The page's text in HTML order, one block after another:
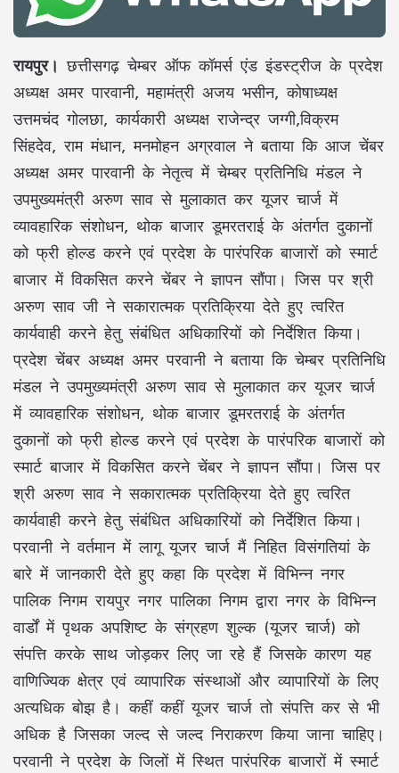
रायपुर। छत्तीसगढ़ चेम्बर ऑफ कॉमर्स एंड इंडस्ट्रीज के प्रदेश
अध्यक्ष अमर पारवानी, महामंत्री अजय भसीन, कोषाध्यक्ष
उत्तमचंद गोलछा, कार्यकारी अध्यक्ष राजेन्द्र जग्गी,विक्रम
सिंहदेव, राम मंधान, मनमोहन अग्रवाल ने बताया कि आज चेंबर
अध्यक्ष अमर पारवानी के नेतृत्व में चेम्बर प्रतिनिधि मंडल ने
उपमुख्यमंत्री अरुण साव से मुलाकात कर यूजर चार्ज में
व्यावहारिक संशोधन, थोक बाजार डूमरतराई के अंतर्गत दुकानों
को फ्री होल्ड करने एवं प्रदेश के पारंपरिक बाजारों को स्मार्ट
बाजार में विकसित करने चेंबर ने ज्ञापन सौंपा। जिस पर श्री
अरुण साव जी ने सकारात्मक प्रतिक्रिया देते हुए त्वरित
कार्यवाही करने हेतु संबंधित अधिकारियों को निर्देशित किया।
प्रदेश चेंबर अध्यक्ष अमर परवानी ने बताया कि चेम्बर प्रतिनिधि
मंडल ने उपमुख्यमंत्री अरुण साव से मुलाकात कर यूजर चार्ज
में व्यावहारिक संशोधन, थोक बाजार डूमरतराई के अंतर्गत
दुकानों को फ्री होल्ड करने एवं प्रदेश के पारंपरिक बाजारों को
स्मार्ट बाजार में विकसित करने चेंबर ने ज्ञापन सौंपा। जिस पर
श्री अरुण साव ने सकारात्मक प्रतिक्रिया देते हुए त्वरित
कार्यवाही करने हेतु संबंधित अधिकारियों को निर्देशित किया।
परवानी ने वर्तमान में लागू यूजर चार्ज मैं निहित विसंगतियां के
बारे में जानकारी देते हुए कहा कि प्रदेश में विभिन्न नगर
पालिक निगम रायपुर नगर पालिका निगम द्वारा नगर के विभिन्न
वार्डों में पृथक अपशिष्ट के संग्रहण शुल्क (यूजर चार्ज) को
संपत्ति करके साथ जोड़कर लिए जा रहे हैं जिसके कारण यह
वाणिज्यिक क्षेत्र एवं व्यापारिक संस्थाओं और व्यापारियों के लिए
अत्यधिक बोझ है। कहीं कहीं यूजर चार्ज तो संपत्ति कर से भी
अधिक है जिसका जल्द से जल्द निराकरण किया जाना चाहिए।
परवानी ने प्रदेश के जिलों में स्थित पारंपरिक बाजारों में स्मार्ट